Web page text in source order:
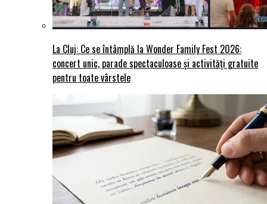
La Cluj: Ce se întâmplă la Wonder Family Fest 2026:
concert unic, parade spectaculoase și activități gratuite
pentru toate vârstele